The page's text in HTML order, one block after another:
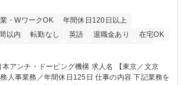
・WワークOK
年間休日120日以上
以内
転勤なし 英語 退職金あり
在宅OK
ドーピング機構 求人名 【東京／文京
年間休日125日 仕事の内容 下記業務を